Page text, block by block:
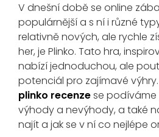
V dnešní době se online
populárnější a s ní i různé
relativně nových, ale rychle
her, je Plinko. Tato hra,
nabízí jednoduchou, ale
potenciál pro zajímavé
plinko recenzese podíváme
výhody a nevýhody, a také
najít a jak se v ní co nejlépe